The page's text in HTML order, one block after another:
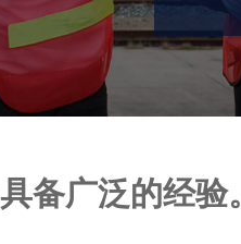
备广泛的经验。